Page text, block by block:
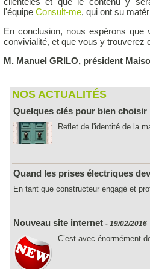
l'équipe Consult-me, qui ont su
En conclusion, nous espérons
convivialité, et que vous y trouverez
M. Manuel GRILO, président
NOS ACTUALITÉS
Quelques clés pour bien choisir
Reflet de l'identité de la
Quand les prises électriques
En tant que constructeur engagé et
Nouveau site internet - 19/02/2016
C’est avec énormément